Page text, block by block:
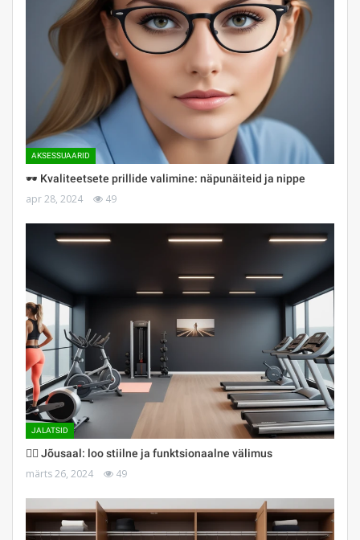
AKSESSUAARID
🕶 Kvaliteetsete prillide valimine: näpunäiteid ja nippe
apr 28, 2024 49
JALATSID
🏋️‍♀️ Jõusaal: loo stiilne ja funktsionaalne välimus
märts 26, 2024 49